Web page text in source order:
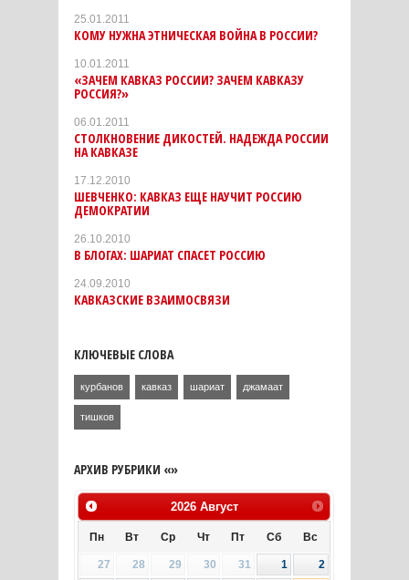
25.01.2011
КОМУ НУЖНА ЭТНИЧЕСКАЯ ВОЙНА В РОССИИ?
10.01.2011
«ЗАЧЕМ КАВКАЗ РОССИИ? ЗАЧЕМ КАВКАЗУ
РОССИЯ?»
06.01.2011
СТОЛКНОВЕНИЕ ДИКОСТЕЙ. НАДЕЖДА РОССИИ
НА КАВКАЗЕ
17.12.2010
ШЕВЧЕНКО: КАВКАЗ ЕЩЕ НАУЧИТ РОССИЮ
ДЕМОКРАТИИ
26.10.2010
В БЛОГАХ: ШАРИАТ СПАСЕТ РОССИЮ
24.09.2010
КАВКАЗСКИЕ ВЗАИМОСВЯЗИ
КЛЮЧЕВЫЕ СЛОВА
курбанов кавказ шариат джамаат
тишков
АРХИВ РУБРИКИ «»
2026 Август
Пн Вт Ср Чт Пт Сб Вс
27 28 29 30 31 1
2